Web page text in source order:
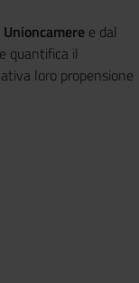
Unioncamere e dal
quantifica il
loro propensione